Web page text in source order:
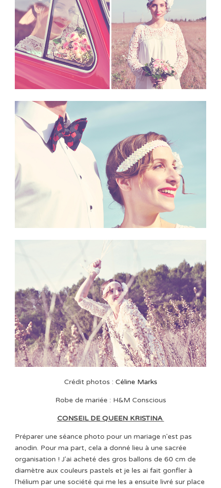
Crédit photos : Céline Marks
Robe de mariée : H&M Conscious
CONSEIL DE QUEEN KRISTINA
Préparer une séance photo pour un mariage n'est pas
anodin. Pour ma part, cela a donné lieu à une sacrée
organisation ! J'ai acheté des gros ballons de 60 cm de
diamètre aux couleurs pastels et je les ai fait gonfler à
l'hélium par une société qui me les a ensuite livré sur place